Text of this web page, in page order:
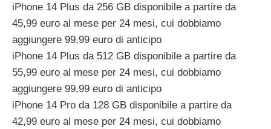
iPhone 14 Plus da 256 GB disponibile a partire da
45,99 euro al mese per 24 mesi, cui dobbiamo
aggiungere 99,99 euro di anticipo
iPhone 14 Plus da 512 GB disponibile a partire da
55,99 euro al mese per 24 mesi, cui dobbiamo
aggiungere 99,99 euro di anticipo
iPhone 14 Pro da 128 GB disponibile a partire da
42,99 euro al mese per 24 mesi, cui dobbiamo